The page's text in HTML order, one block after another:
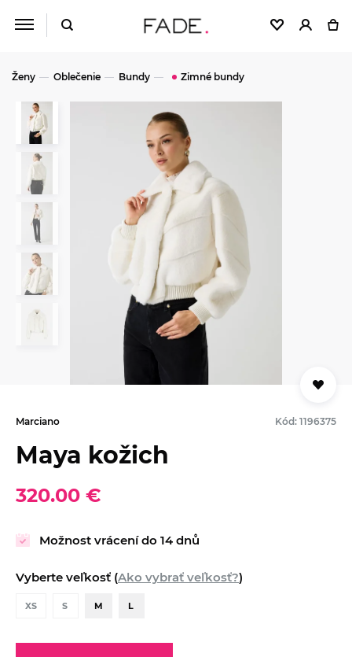
Ženy Oblečenie Bundy Zimné bundy
Marciano Kód: 1196375
Maya kožich
320.00 €
Možnost vrácení do 14 dnů
Vyberte veľkosť (Ako vybrať veľkosť?)
XS S M L